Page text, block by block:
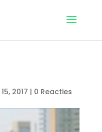
2017 | 0 Reacties